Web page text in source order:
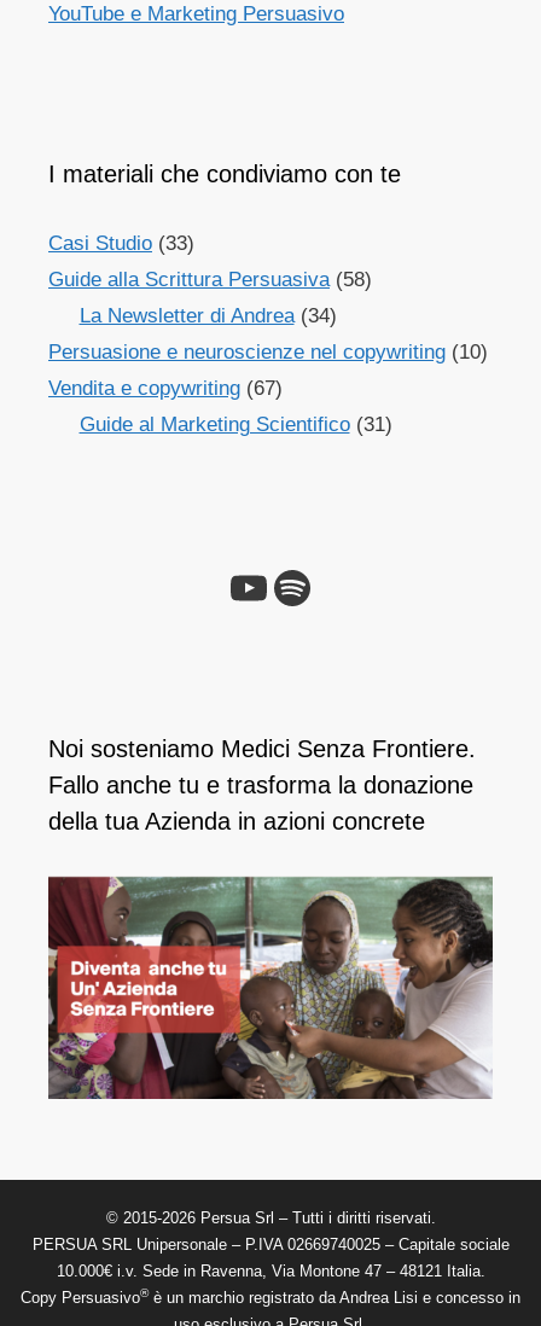
YouTube e Marketing Persuasivo
I materiali che condiviamo con te
Casi Studio (33)
Guide alla Scrittura Persuasiva (58)
La Newsletter di Andrea(34)
Persuasione e neuroscienze nel copywriting (10)
Vendita e copywriting (67)
Guide al Marketing Scientifico(31)
YouTube
Spotify
Noi sosteniamo Medici Senza Frontiere.
Fallo anche tu e ​trasforma la donazione
della tua Azienda in azioni concrete
© 2015-2026 Persua Srl – Tutti i diritti riservati.
PERSUA SRL Unipersonale – P.IVA 02669740025 – Capitale sociale
10.000€ i.v. Sede in Ravenna, Via Montone 47 – 48121 Italia.
Copy Persuasivo®è un marchio registrato da Andrea Lisi e concesso in